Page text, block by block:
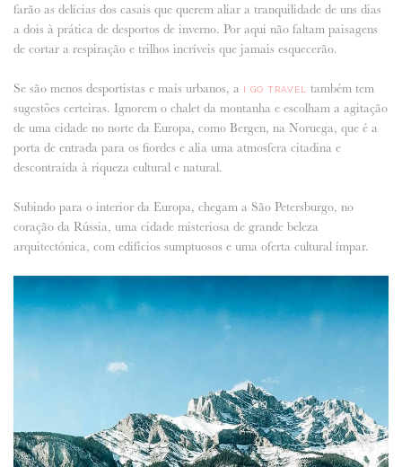
farão as delícias dos casais que querem aliar a tranquilidade de uns dias
a dois à prática de desportos de inverno. Por aqui não faltam paisagens
de cortar a respiração e trilhos incríveis que jamais esquecerão.
Se são menos desportistas e mais urbanos, a I GO TRAVEL
também tem
sugestões certeiras. Ignorem o chalet da montanha e escolham a agitação
de uma cidade no norte da Europa, como Bergen, na Noruega, que é a
porta de entrada para os fiordes e alia uma atmosfera citadina e
descontraída à riqueza cultural e natural.
Subindo para o interior da Europa, chegam a São Petersburgo, no
coração da Rússia, uma cidade misteriosa de grande beleza
arquitectónica, com edifícios sumptuosos e uma oferta cultural ímpar.